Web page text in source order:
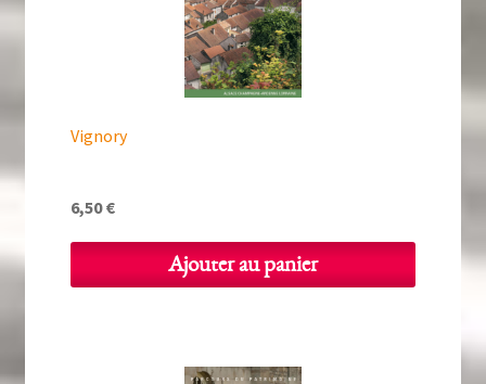
Vignory
6,50€
Ajouter au panier